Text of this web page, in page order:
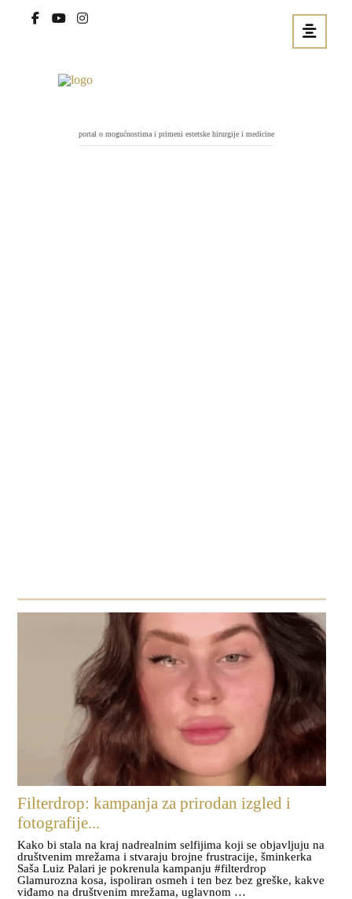
portal o mogućnostima i primeni estetske hirurgije i medicine
Filterdrop: kampanja za prirodan izgled i
fotografije...
Kako bi stala na kraj nadrealnim selfijima koji se objavljuju na
društvenim mrežama i stvaraju brojne frustracije, šminkerka
Saša Luiz Palari je pokrenula kampanju #filterdrop
Glamurozna kosa, ispoliran osmeh i ten bez bez greške, kakve
viđamo na društvenim mrežama, uglavnom …